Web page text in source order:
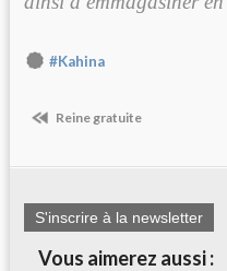
#Kahina
Reine gratuite
S'inscrire à la newsletter
Vous aimerez aussi :